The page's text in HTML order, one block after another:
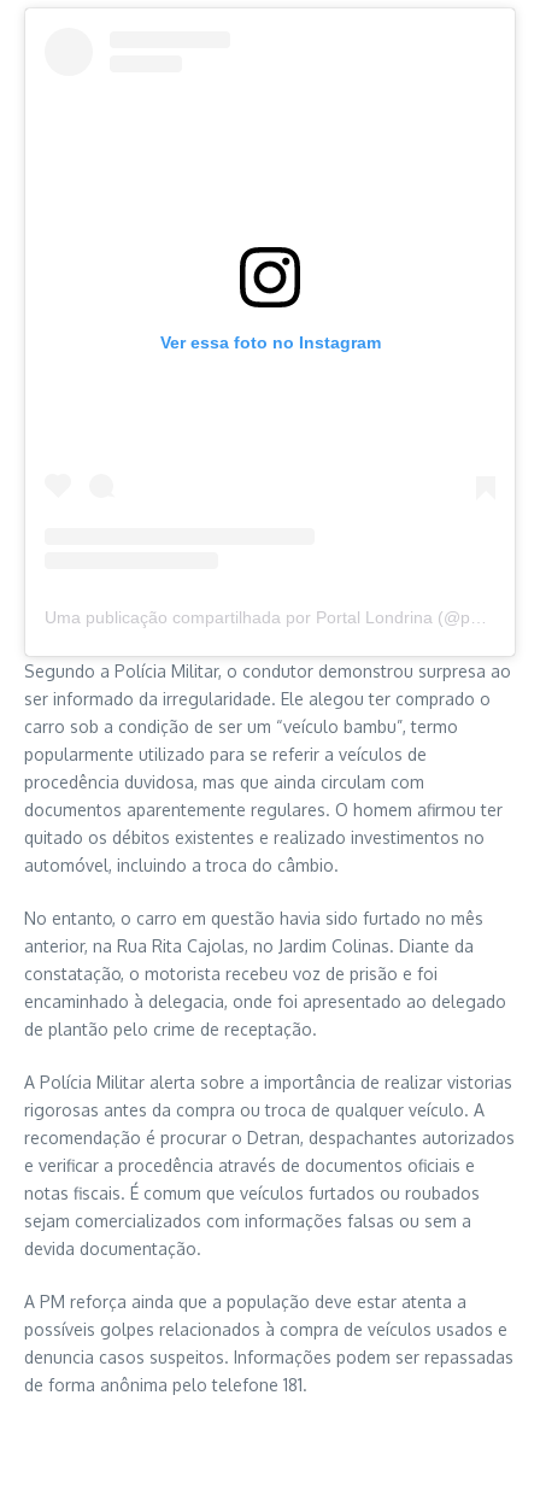
Ver essa foto no Instagram
Segundo a Polícia Militar, o condutor demonstrou surpresa ao
ser informado da irregularidade. Ele alegou ter comprado o
carro sob a condição de ser um “veículo bambu”, termo
popularmente utilizado para se referir a veículos de
procedência duvidosa, mas que ainda circulam com
documentos aparentemente regulares. O homem afirmou ter
quitado os débitos existentes e realizado investimentos no
automóvel, incluindo a troca do câmbio.
No entanto, o carro em questão havia sido furtado no mês
anterior, na Rua Rita Cajolas, no Jardim Colinas. Diante da
constatação, o motorista recebeu voz de prisão e foi
encaminhado à delegacia, onde foi apresentado ao delegado
de plantão pelo crime de receptação.
A Polícia Militar alerta sobre a importância de realizar vistorias
rigorosas antes da compra ou troca de qualquer veículo. A
recomendação é procurar o Detran, despachantes autorizados
e verificar a procedência através de documentos oficiais e
notas fiscais. É comum que veículos furtados ou roubados
sejam comercializados com informações falsas ou sem a
devida documentação.
A PM reforça ainda que a população deve estar atenta a
possíveis golpes relacionados à compra de veículos usados e
denuncia casos suspeitos. Informações podem ser repassadas
de forma anônima pelo telefone 181.